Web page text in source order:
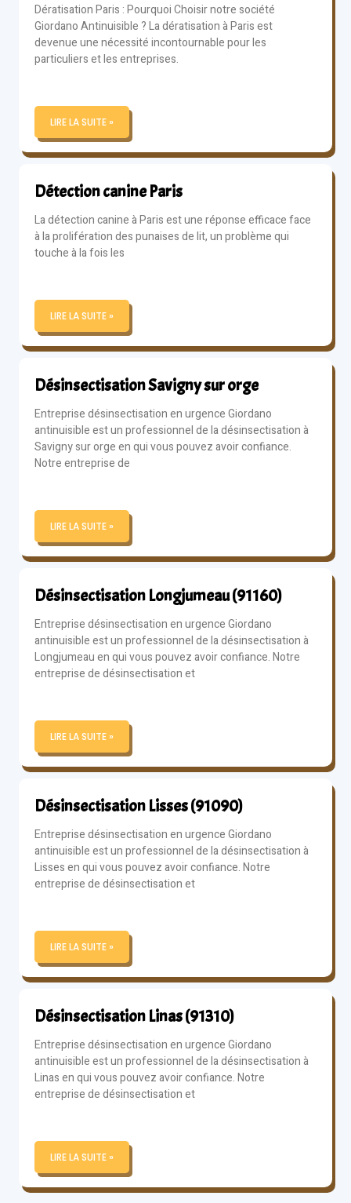
Dératisation Paris : Pourquoi Choisir notre société
Giordano Antinuisible ? La dératisation à Paris est
devenue une nécessité incontournable pour les
particuliers et les entreprises.
LIRE LA SUITE »
Détection canine Paris
La détection canine à Paris est une réponse efficace face
à la prolifération des punaises de lit, un problème qui
touche à la fois les
LIRE LA SUITE »
Désinsectisation Savigny sur orge
Entreprise désinsectisation en urgence Giordano
antinuisible est un professionnel de la désinsectisation à
Savigny sur orge en qui vous pouvez avoir confiance.
Notre entreprise de
LIRE LA SUITE »
Désinsectisation Longjumeau (91160)
Entreprise désinsectisation en urgence Giordano
antinuisible est un professionnel de la désinsectisation à
Longjumeau en qui vous pouvez avoir confiance. Notre
entreprise de désinsectisation et
LIRE LA SUITE »
Désinsectisation Lisses (91090)
Entreprise désinsectisation en urgence Giordano
antinuisible est un professionnel de la désinsectisation à
Lisses en qui vous pouvez avoir confiance. Notre
entreprise de désinsectisation et
LIRE LA SUITE »
Désinsectisation Linas (91310)
Entreprise désinsectisation en urgence Giordano
antinuisible est un professionnel de la désinsectisation à
Linas en qui vous pouvez avoir confiance. Notre
entreprise de désinsectisation et
LIRE LA SUITE »